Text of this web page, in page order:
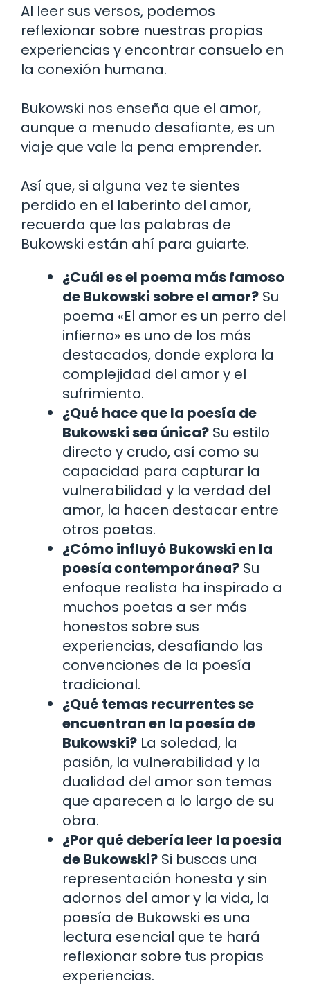
Al leer sus versos, podemos
reflexionar sobre nuestras propias
experiencias y encontrar consuelo en
la conexión humana.
Bukowski nos enseña que el amor,
aunque a menudo desafiante, es un
viaje que vale la pena emprender.
Así que, si alguna vez te sientes
perdido en el laberinto del amor,
recuerda que las palabras de
Bukowski están ahí para guiarte.
¿Cuál es el poema más famoso
de Bukowski sobre el amor? Su
poema «El amor es un perro del
infierno» es uno de los más
destacados, donde explora la
complejidad del amor y el
sufrimiento.
¿Qué hace que la poesía de
Bukowski sea única? Su estilo
directo y crudo, así como su
capacidad para capturar la
vulnerabilidad y la verdad del
amor, la hacen destacar entre
otros poetas.
¿Cómo influyó Bukowski en la
poesía contemporánea? Su
enfoque realista ha inspirado a
muchos poetas a ser más
honestos sobre sus
experiencias, desafiando las
convenciones de la poesía
tradicional.
¿Qué temas recurrentes se
encuentran en la poesía de
Bukowski? La soledad, la
pasión, la vulnerabilidad y la
dualidad del amor son temas
que aparecen a lo largo de su
obra.
¿Por qué debería leer la poesía
de Bukowski? Si buscas una
representación honesta y sin
adornos del amor y la vida, la
poesía de Bukowski es una
lectura esencial que te hará
reflexionar sobre tus propias
experiencias.